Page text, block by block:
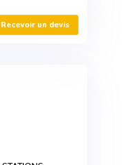
Recevoir un devis